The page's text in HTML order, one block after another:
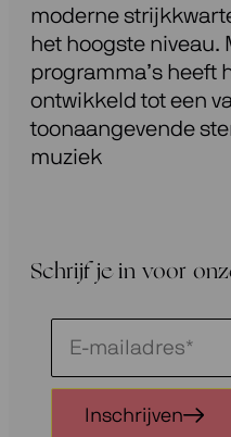
moderne
het hoogste
programma’s heeft
ontwikkeld tot een
toonaangevende
muziek
Schrijf je in voor
Schrijf
je
voorInschrijven